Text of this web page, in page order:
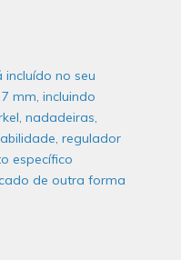
incluído no seu
mm, incluindo
nadadeiras,
regulador
específico
de outra forma